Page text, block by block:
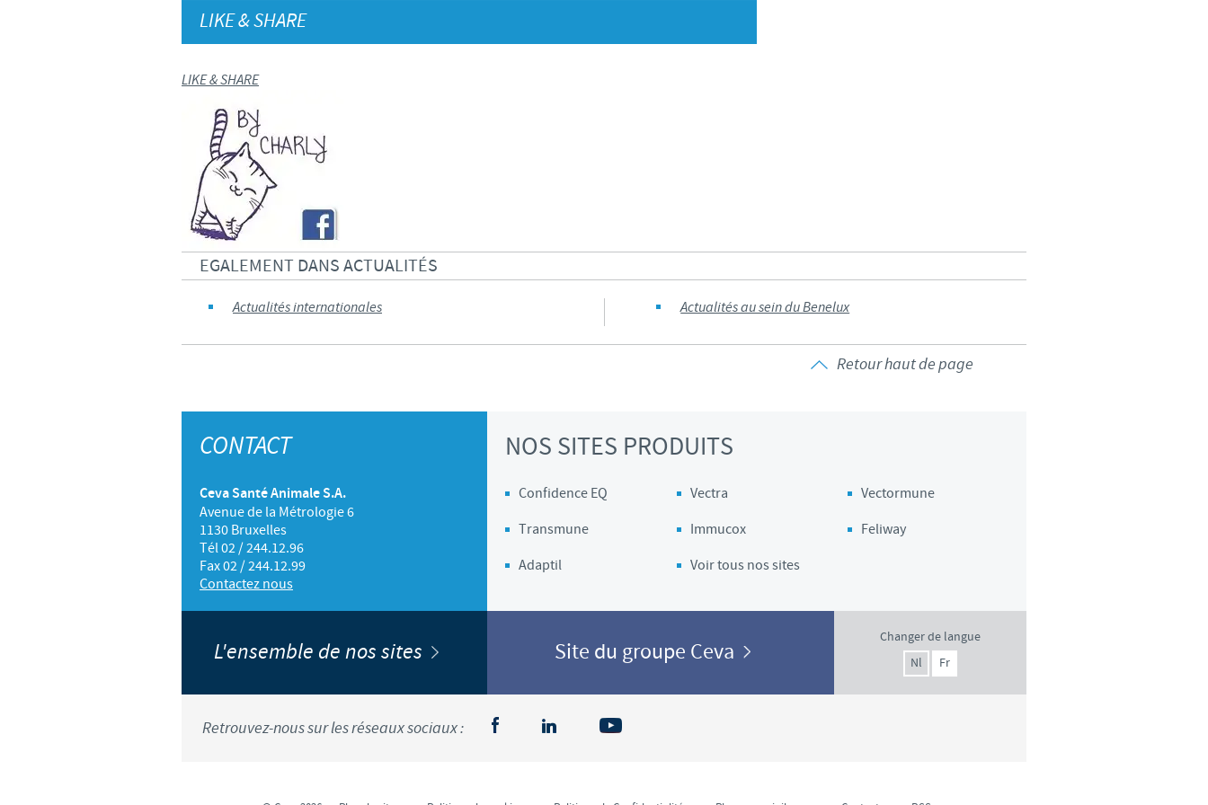
United Kingdom
USA
Vietnam
Les contraintes réglementaires et les pratiques médicales varient d'un pays à un autre. En
conséquence, les informations disponibles du site sur lequel vous entrez pourraient ne pas être
LIKE & SHARE
LIKE & SHARE
EGALEMENT DANS ACTUALITÉS
Actualités internationales Actualités au sein du Benelux
Retour haut de page
CONTACT
Ceva Santé Animale S.A.
Avenue de la Métrologie 6
1130 Bruxelles
Tél 02 / 244.12.96
Fax 02 / 244.12.99
Contactez nous
NOS SITES PRODUITS
Confidence EQ Vectra
Vectormune
Transmune
Immucox
Feliway
Adaptil
Voir tous nos sites
L'ensemble de nos sites Site du groupe Ceva
Changer de langue
Nl
Fr
Retrouvez-nous sur les réseaux sociaux :